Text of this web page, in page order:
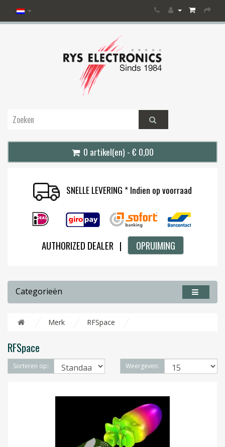
0 artikel(en) - € 0,00
SNELLE LEVERING * Indien op voorraad
AUTHORIZED DEALER | OPRUIMING
Categorieën
Merk RFSpace
RFSpace
Sorteren op: Weergeven: